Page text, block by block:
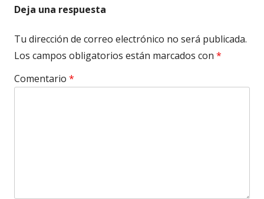
Deja una respuesta
Tu dirección de correo electrónico no será publicada.
Los campos obligatorios están marcados con *
Comentario *